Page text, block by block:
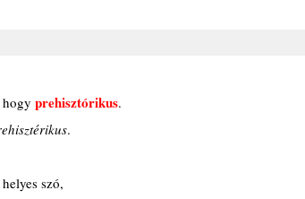
prehisztórikus.
.
szó,